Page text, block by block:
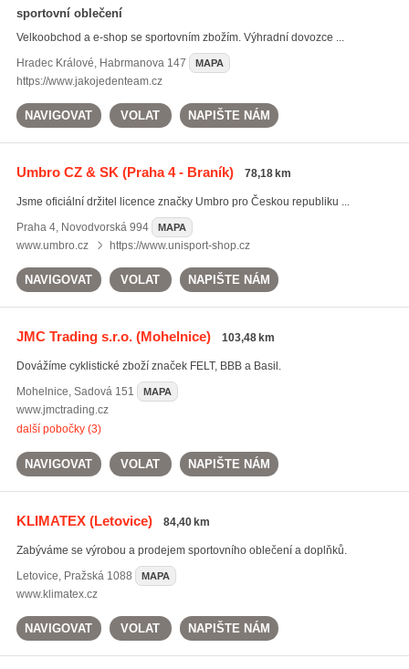
sportovní oblečení
Velkoobchod a e-shop se sportovním zbožím. Výhradní dovozce ...
Hradec Králové, Habrmanova 147 MAPA
https://www.jakojedenteam.cz
NAVIGOVAT VOLAT NAPIŠTE NÁM
Umbro CZ & SK (Praha 4 - Braník) 78,18 km
Jsme oficiální držitel licence značky Umbro pro Českou republiku ...
Praha 4, Novodvorská 994 MAPA
www.umbro.cz https://www.unisport-shop.cz
NAVIGOVAT VOLAT NAPIŠTE NÁM
JMC Trading s.r.o.(Mohelnice) 103,48 km
Dovážíme cyklistické zboží značek FELT, BBB a Basil.
Mohelnice, Sadová 151 MAPA
www.jmctrading.cz
další pobočky (3)
NAVIGOVAT VOLAT NAPIŠTE NÁM
KLIMATEX(Letovice) 84,40 km
Zabýváme se výrobou a prodejem sportovního oblečení a doplňků.
Letovice, Pražská 1088 MAPA
www.klimatex.cz
NAVIGOVAT VOLAT NAPIŠTE NÁM